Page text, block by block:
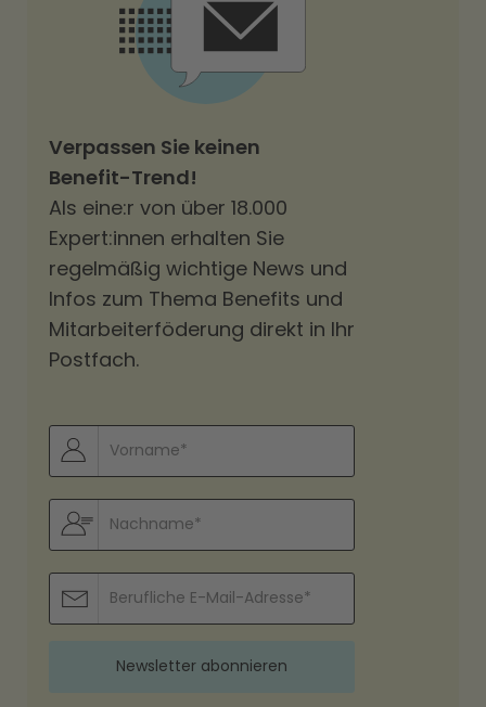
Verpassen Sie keinen
Benefit-Trend!
Als eine:r von über 18.000
Expert:innen erhalten Sie
regelmäßig wichtige News und
Infos zum Thema Benefits und
Mitarbeiterföderung direkt in Ihr
Postfach.